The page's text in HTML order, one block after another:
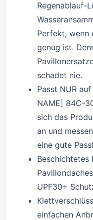
Regenablauf-
Perfekt, wenn
genug ist.
schadet nie.
Passt NUR
NAME] 84C-
sich das
an und
eine gute
Beschichtetes
UPF30+
einfachen